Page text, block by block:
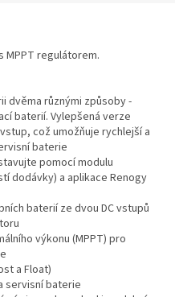
MPPT regulátorem.
dvěma různými způsoby -
baterií. Vylepšená verze
což umožňuje rychlejší a
baterie
pomocí modulu
dodávky) a aplikace Renogy
baterií ze dvou DC vstupů
výkonu (MPPT) pro
a Float)
servisní baterie